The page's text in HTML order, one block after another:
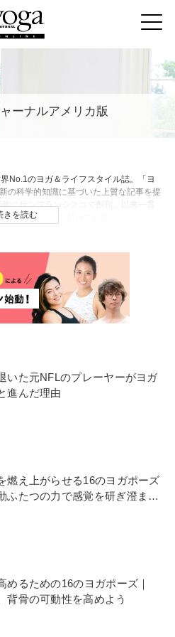
ーナルアメリカ版
No.1のヨガ＆ライフスタイル誌。「ヨ
の科学的知識に基づいた上質な記事を提
にサンフランシスコで創刊。以来一貫
生き方を提案し続けている。
きを読む
いた元NFLのプレーヤーがヨガ
進んだ理由
燃え上がらせる16のヨガポーズ
ふたつの力で感覚を研ぎ澄ませ
めるための16のヨガポーズ｜
背骨の可動性を高めよう